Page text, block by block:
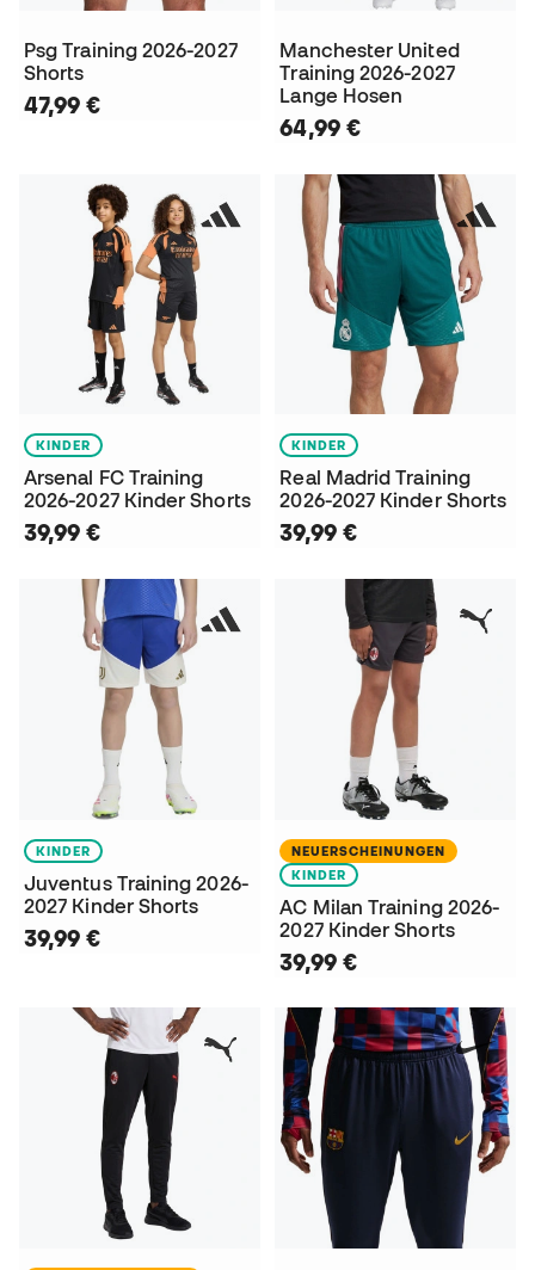
Psg Training 2026-2027
Shorts
47,99 €
Manchester United
Training 2026-2027
Lange Hosen
64,99 €
KINDER
Arsenal FC Training
2026-2027 Kinder Shorts
39,99 €
KINDER
Real Madrid Training
2026-2027 Kinder Shorts
39,99 €
KINDER
Juventus Training 2026-
2027 Kinder Shorts
39,99 €
NEUERSCHEINUNGEN
KINDER
AC Milan Training 2026-
2027 Kinder Shorts
39,99 €